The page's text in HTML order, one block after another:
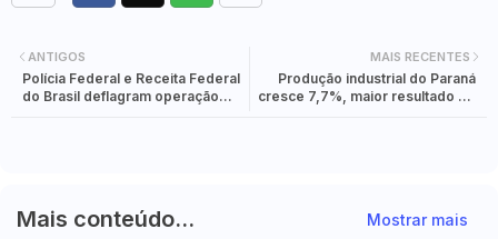
MAIS RECENTES
Produção industrial do Paraná
cresce 7,7%, maior resultado do
ANTIGOS
Polícia Federal e Receita Federal
do Brasil deflagram operação
Mais conteúdo... Mostrar mais